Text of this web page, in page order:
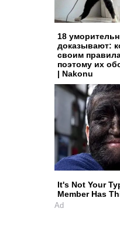
18
доказывают:
своим
поэтому их
| Nakonu
It's Not Your
Member Has
Ad